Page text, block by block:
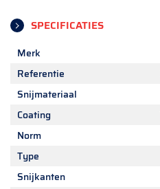
SPECIFICATIES
Merk
Referentie
Snijmateriaal
Coating
Norm
Type
Snijkanten